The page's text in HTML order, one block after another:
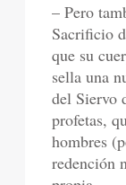
– Pero
Sacrificio
que su
sella una
del Siervo
profetas,
hombres
redención